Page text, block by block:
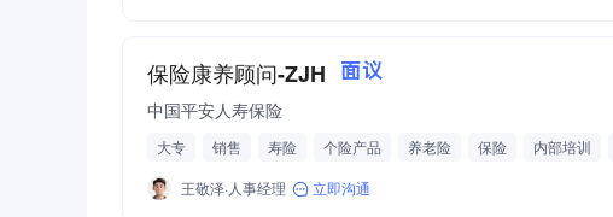
保险康养顾问-ZJH 面议
中国平安人寿保险
大专 销售 寿险 个险产品 养老险 保险 内部培训
外部培训机会
王敬泽·人事经理 立即沟通